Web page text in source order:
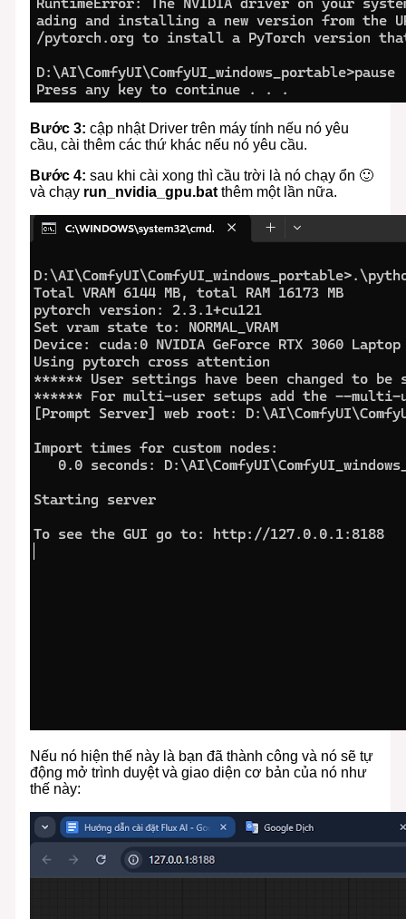
Bước 3: cập nhật Driver trên máy tính nếu nó yêu
cầu, cài thêm các thứ khác nếu nó yêu cầu.
Bước 4: sau khi cài xong thì cầu trời là nó chạy ổn 🙂
và chạy run_nvidia_gpu.bat thêm một lần nữa.
Nếu nó hiện thế này là bạn đã thành công và nó sẽ tự
động mở trình duyệt và giao diện cơ bản của nó như
thế này: